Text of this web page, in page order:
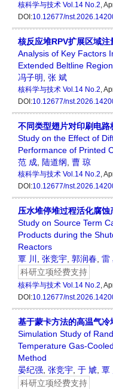
核科学与技术 Vol.14 No.2,
DOI:10.12677/
核反应堆RPV扩展区域
Analysis of Key Factors
Extended Beltline Region
冯子明
张 斌
核科学与技术 Vol.14 No.2,
DOI:10.12677/
不同类型翅片对印刷电
Study on the Effect of
Performance of Printed
范 成
陆道纲 曹 琼
核科学与技术 Vol.14 No.2,
DOI:10.12677/
压水堆停堆过程活化腐
Study on Source Term
Products during the
Reactors
覃 川
张竞宇 郭润春 雷
科研立项经费支持
核科学与技术 Vol.14 No.2,
DOI:10.12677/
基于蒙卡方法的高温气
Simulation Study of
Temperature Gas-
Method
晏纪强 张竞宇 于 虓 覃
科研立项经费支持